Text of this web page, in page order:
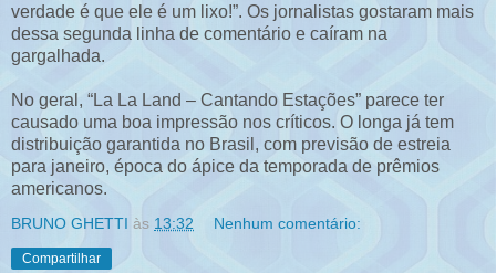
verdade é que ele é um lixo!”. Os jornalistas gostaram mais
dessa segunda linha de comentário e caíram na
gargalhada.
No geral, “La La Land – Cantando Estações” parece ter
causado uma boa impressão nos críticos. O longa já tem
distribuição garantida no Brasil, com previsão de estreia
para janeiro, época do ápice da temporada de prêmios
americanos.
BRUNO GHETTI às 13:32 Nenhum comentário:
Compartilhar